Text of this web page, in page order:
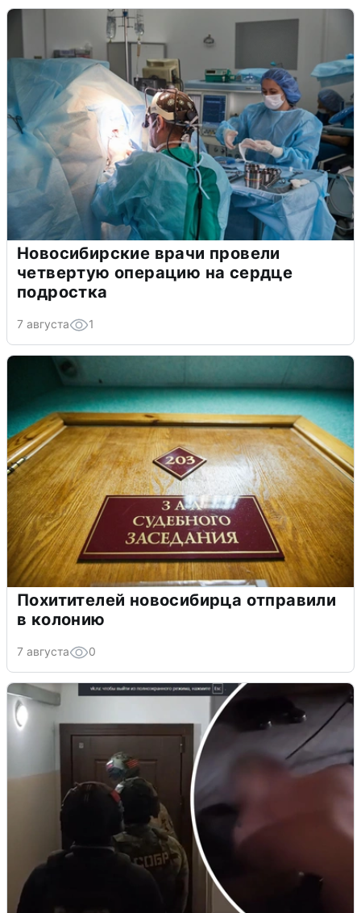
Новосибирские врачи провели
четвертую операцию на сердце
подростка
7 августа 1
Похитителей новосибирца отправили
в колонию
7 августа 0